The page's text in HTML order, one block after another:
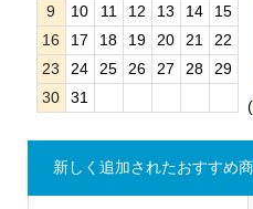
9
10 11 12 13 14
15
16
17 18 19 20 21
22
23
24 25 26 27 28
29
30
31 (
新しく追加されたおすすめ